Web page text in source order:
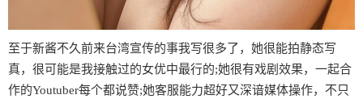
至于新酱不久前来台湾宣传的事我写很多了，她很能拍静态写
真，很可能是我接触过的女优中最行的;她很有戏剧效果，一起合
作的Youtuber每个都说赞;她客服能力超好又深谙媒体操作，不只